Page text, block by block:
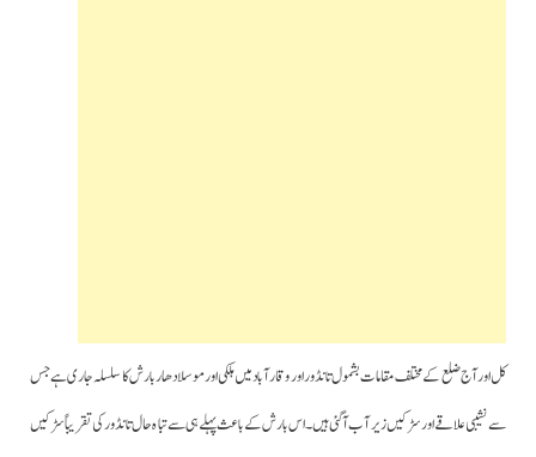
کل اور آج ضلع کے مختلف مقامات بشمول تانڈور اور وقارآباد میں ہلکی اور موسلادھار بارش کا سلسلہ جاری ہے جس
سے نشیبی علاقے اور سڑکیں زیر آب آگئی ہیں۔اس بارش کے باعث پہلے ہی سے تباہ حال تانڈور کی تقریباً سڑکیں